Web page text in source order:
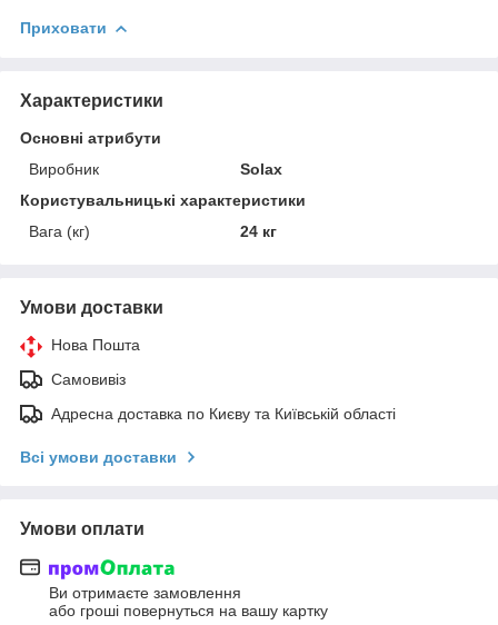
Приховати
Характеристики
Основні атрибути
Виробник
Solax
Користувальницькі характеристики
Вага (кг)
24 кг
Умови доставки
Нова Пошта
Самовивіз
Адресна доставка по Києву та Київській області
Всі умови доставки
Умови оплати
Ви отримаєте замовлення
або гроші повернуться на вашу картку